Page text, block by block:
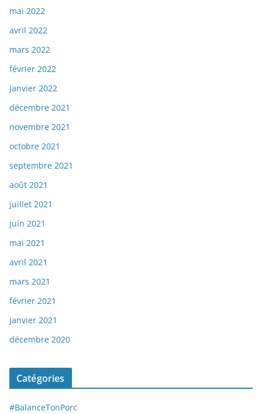
mai 2022
avril 2022
mars 2022
février 2022
janvier 2022
décembre 2021
novembre 2021
octobre 2021
septembre 2021
août 2021
juillet 2021
juin 2021
mai 2021
avril 2021
mars 2021
février 2021
janvier 2021
décembre 2020
Catégories
#BalanceTonPorc